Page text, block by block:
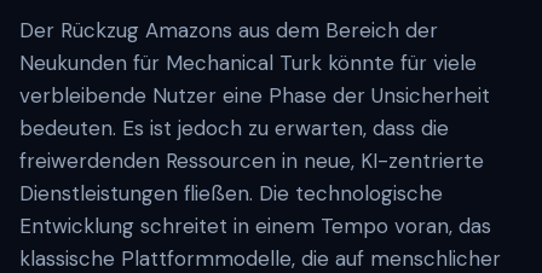
Der Rückzug Amazons aus dem Bereich der
Neukunden für Mechanical Turk könnte für viele
verbleibende Nutzer eine Phase der Unsicherheit
bedeuten. Es ist jedoch zu erwarten, dass die
freiwerdenden Ressourcen in neue, KI-zentrierte
Dienstleistungen fließen. Die technologische
Entwicklung schreitet in einem Tempo voran, das
klassische Plattformmodelle, die auf menschlicher